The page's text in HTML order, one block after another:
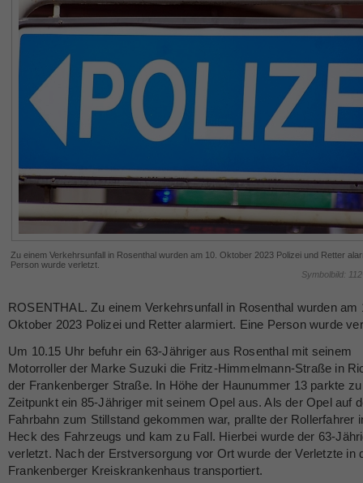
Zu einem Verkehrsunfall in Rosenthal wurden am 10. Oktober 2023 Polizei und Retter
Person wurde verletzt.
Symbolbild:
ROSENTHAL. Zu einem Verkehrsunfall in Rosenthal wurden am
Oktober 2023 Polizei und Retter alarmiert. Eine Person wurde
Um 10.15 Uhr befuhr ein 63-Jähriger aus Rosenthal mit seinem
Motorroller der Marke Suzuki die Fritz-Himmelmann-Straße in
der Frankenberger Straße. In Höhe der Haunummer 13 parkte
Zeitpunkt ein 85-Jähriger mit seinem Opel aus. Als der Opel auf
Fahrbahn zum Stillstand gekommen war, prallte der Rollerfahrer
Heck des Fahrzeugs und kam zu Fall. Hierbei wurde der 63-
verletzt. Nach der Erstversorgung vor Ort wurde der Verletzte in
Frankenberger Kreiskrankenhaus transportiert.